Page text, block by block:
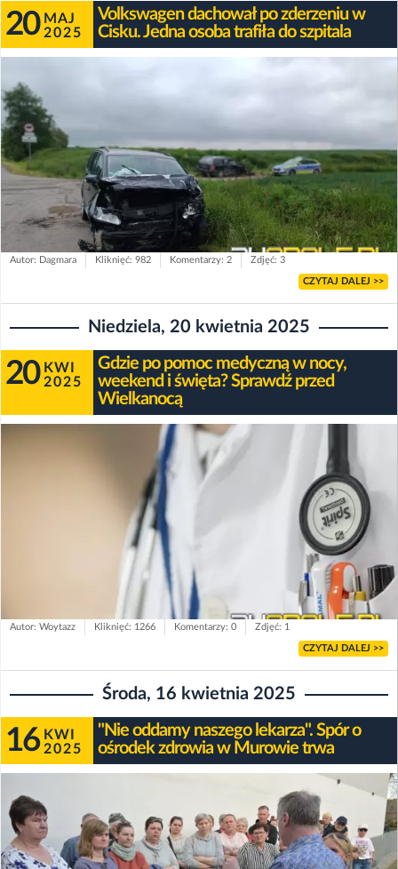
20 MAJ
2025
Volkswagen dachował po zderzeniu w
Cisku. Jedna osoba trafiła do szpitala
Autor: Dagmara Kliknięć: 982 Komentarzy: 2 Zdjęć: 3
CZYTAJ DALEJ >>
Niedziela, 20 kwietnia 2025
20 KWI
2025
Gdzie po pomoc medyczną w nocy,
weekend i święta? Sprawdź przed
Wielkanocą
Autor: Woytazz Kliknięć: 1266 Komentarzy: 0 Zdjęć: 1
CZYTAJ DALEJ >>
Środa, 16 kwietnia 2025
16 KWI
2025
"Nie oddamy naszego lekarza". Spór o
ośrodek zdrowia w Murowie trwa